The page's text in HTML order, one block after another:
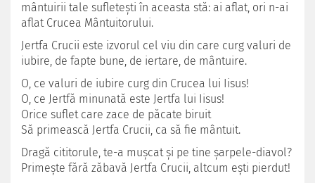
mântuirii tale sufleteşti în aceasta stă: ai aflat, ori n-ai
aflat Crucea Mântuitorului.
Jertfa Crucii este izvorul cel viu din care curg valuri de
iubire, de fapte bune, de iertare, de mântuire.
O, ce valuri de iubire curg din Crucea lui Iisus!
O, ce Jertfă minunată este Jertfa lui Iisus!
Orice suflet care zace de păcate biruit
Să primească Jertfa Crucii, ca să fie mântuit.
Dragă cititorule, te-a muşcat şi pe tine şarpele-diavol?
Primeşte fără zăbavă Jertfa Crucii, altcum eşti pierdut!